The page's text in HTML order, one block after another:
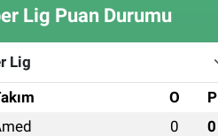
Lig Puan Durumu
Lig
O P
0 0